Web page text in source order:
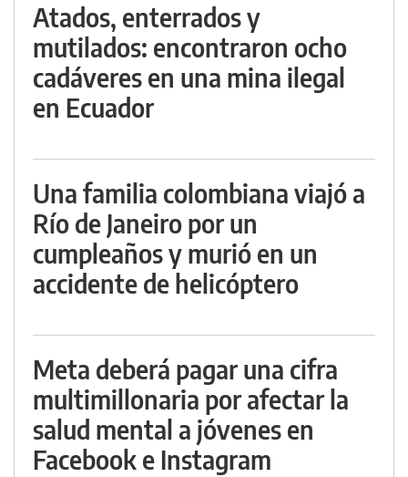
Atados, enterrados y
mutilados: encontraron ocho
cadáveres en una mina ilegal
en Ecuador
Una familia colombiana viajó a
Río de Janeiro por un
cumpleaños y murió en un
accidente de helicóptero
Meta deberá pagar una cifra
multimillonaria por afectar la
salud mental a jóvenes en
Facebook e Instagram